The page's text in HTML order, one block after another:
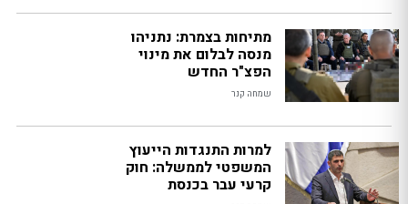
מתיחות בצמרת: נתניהו
מנסה לבלום את מינוי
הפצ"ר החדש
שמחה קנר
למרות התנגדות הייעוץ
המשפטי לממשלה: חוק
קרעי עבר בכנסת